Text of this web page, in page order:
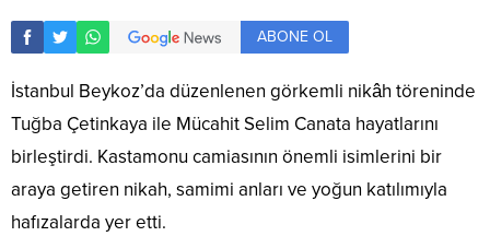
ABONE OL
İstanbul Beykoz’da düzenlenen görkemli nikâh töreninde
Tuğba Çetinkaya ile Mücahit Selim Canata hayatlarını
birleştirdi. Kastamonu camiasının önemli isimlerini bir
araya getiren nikah, samimi anları ve yoğun katılımıyla
hafızalarda yer etti.